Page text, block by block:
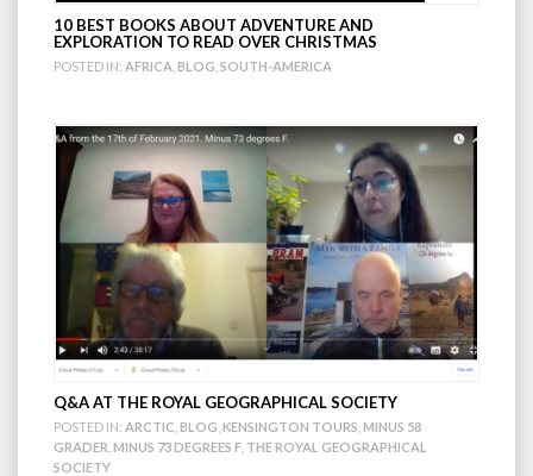
10 BEST BOOKS ABOUT ADVENTURE AND
EXPLORATION TO READ OVER CHRISTMAS
POSTED IN: AFRICA BLOG SOUTH-AMERICA
Q&A AT THE ROYAL GEOGRAPHICAL SOCIETY
POSTED IN: ARCTIC BLOG KENSINGTON TOURS MINUS 58
GRADER MINUS 73 DEGREES F THE ROYAL GEOGRAPHICAL
SOCIETY